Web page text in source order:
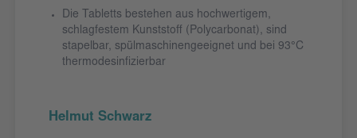
Die Tabletts bestehen aus hochwertigem,
schlagfestem Kunststoff (Polycarbonat), sind
stapelbar, spülmaschinengeeignet und bei 93°C
thermodesinfizierbar
Helmut Schwarz